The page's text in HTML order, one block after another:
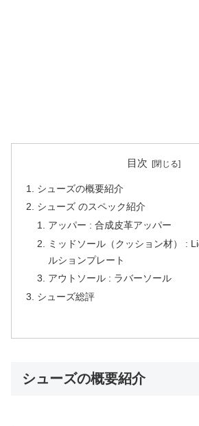
目次
シューズの概要紹介
シューズ のスペック紹介
アッパー : 合成皮革アッパー
ミッドソール（クッション材） :
ルションプレート
アウトソール : ラバーソール
シューズ総評
シューズの概要紹介